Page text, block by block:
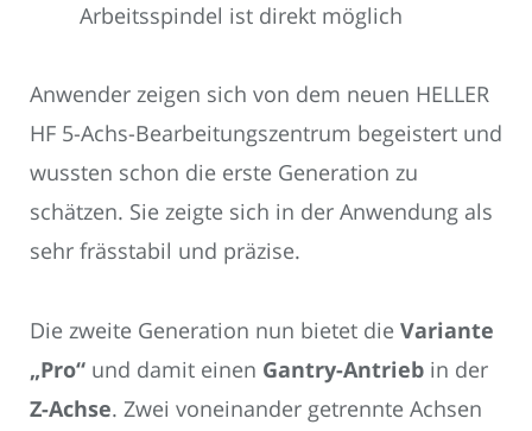
Arbeitsspindel ist direkt möglich
Anwender zeigen sich von dem neuen HELLER
HF 5-Achs-Bearbeitungszentrum begeistert und
wussten schon die erste Generation zu
schätzen. Sie zeigte sich in der Anwendung als
sehr frässtabil und präzise.
Die zweite Generation nun bietet die Variante
„Pro“ und damit einen Gantry-Antrieb in der
Z-Achse. Zwei voneinander getrennte Achsen